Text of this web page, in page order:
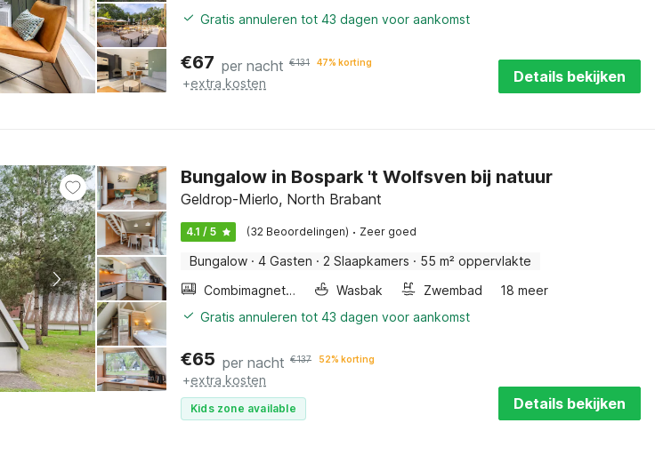
Gratis annuleren tot 43 dagen voor aankomst
€67 per nacht €131 47% korting
+extra kosten Details bekijken
Bungalow in Bospark 't Wolfsven bij natuur
Geldrop-Mierlo, North Brabant
4.1 / 5 (32 Beoordelingen) · Zeer goed
Bungalow · 4 Gasten · 2 Slaapkamers · 55 m² oppervlakte
Combimagnetron
Wasbak Zwembad
18 meer
Gratis annuleren tot 43 dagen voor aankomst
€65 per nacht €137 52% korting
+extra kosten
Kids zone available Details bekijken